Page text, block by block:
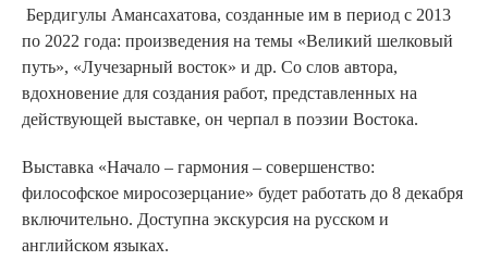
Бердигулы Амансахатова, созданные им в период с 2013
по 2022 года: произведения на темы «Великий шелковый
путь», «Лучезарный восток» и др. Со слов автора,
вдохновение для создания работ, представленных на
действующей выставке, он черпал в поэзии Востока.
Выставка «Начало – гармония – совершенство:
философское миросозерцание» будет работать до 8 декабря
включительно. Доступна экскурсия на русском и
английском языках.